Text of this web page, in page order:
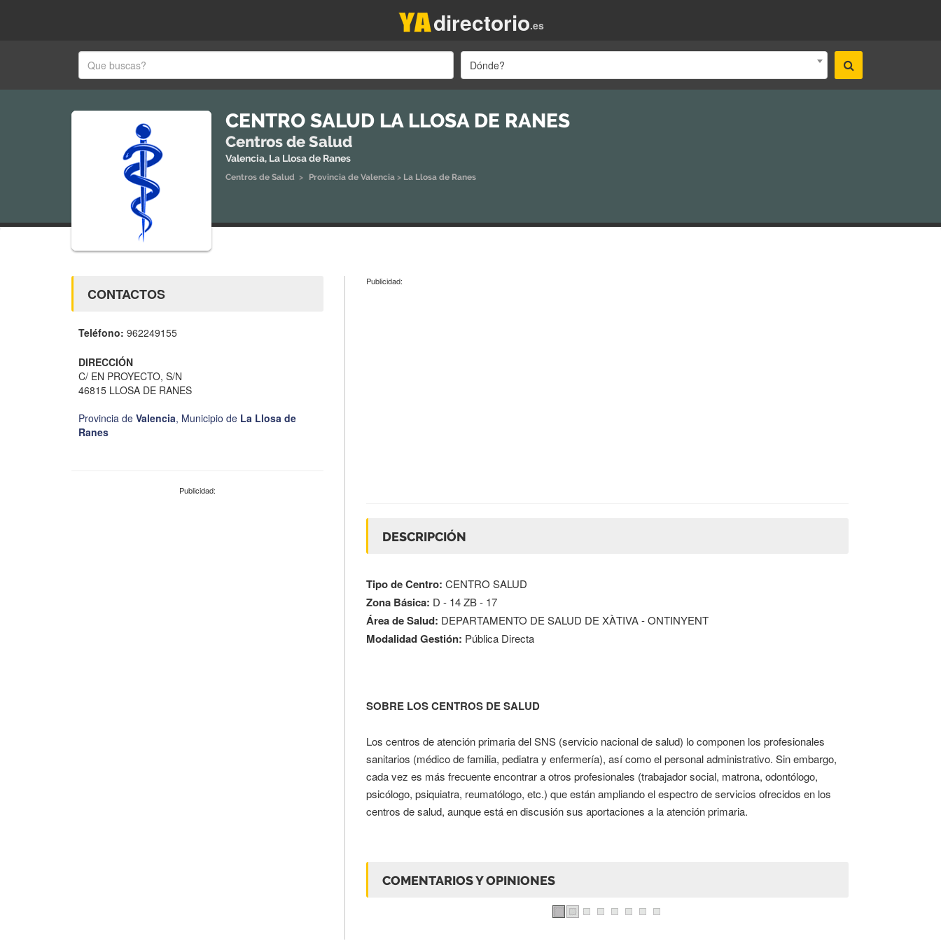
.es
directorio
Dónde?
CENTRO SALUD LA LLOSA DE RANES
Centros de Salud
Valencia, La Llosa de Ranes
Centros de Salud > Provincia de Valencia > La Llosa de Ranes
CONTACTOS
Teléfono: 962249155
DIRECCIÓN
C/ EN PROYECTO, S/N
46815 LLOSA DE RANES
Provincia de Valencia, Municipio de La Llosa de
Ranes
Publicidad:
Publicidad:
DESCRIPCIÓN
Tipo de Centro: CENTRO SALUD
Zona Básica: D - 14 ZB - 17
Área de Salud: DEPARTAMENTO DE SALUD DE XÀTIVA - ONTINYENT
Modalidad Gestión: Pública Directa
SOBRE LOS CENTROS DE SALUD
Los centros de atención primaria del SNS (servicio nacional de salud) lo componen los profesionales
sanitarios (médico de familia, pediatra y enfermería), así como el personal administrativo. Sin embargo,
cada vez es más frecuente encontrar a otros profesionales (trabajador social, matrona, odontólogo,
psicólogo, psiquiatra, reumatólogo, etc.) que están ampliando el espectro de servicios ofrecidos en los
centros de salud, aunque está en discusión sus aportaciones a la atención primaria.
COMENTARIOS Y OPINIONES